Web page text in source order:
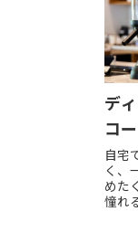
デ
コ
自宅
く、
めた
憧れ